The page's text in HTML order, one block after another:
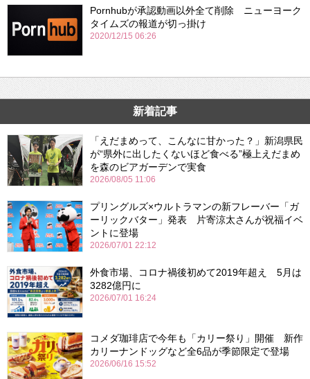
Pornhubが承認動画以外全て削除 ニューヨーク
タイムズの報道が切っ掛け
2020/12/15 06:26
新着記事
「えだまめって、こんなに甘かった？」新潟県民
が“県外に出したくないほど食べる”極上えだまめ
を森のビアガーデンで実食
2026/08/05 11:06
プリングルズ×ウルトラマンの新フレーバー「ガ
ーリックバター」発表 片寄涼太さんが祝福イベ
ントに登場
2026/07/01 22:12
外食市場、コロナ禍後初めて2019年超え 5月は
3282億円に
2026/07/01 16:24
コメダ珈琲店で今年も「カリー祭り」開催 新作
カリーナンドッグなど全6品が季節限定で登場
2026/06/16 15:52